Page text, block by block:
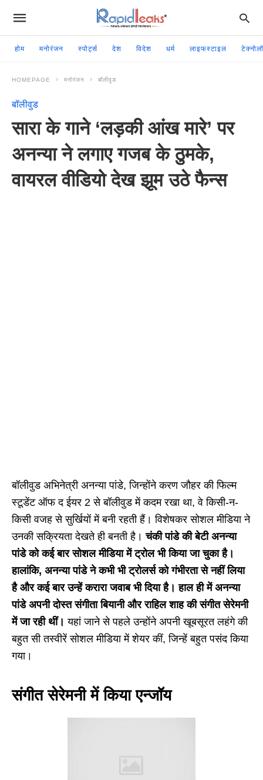
होम मनोरंजन स्पोर्ट्स देश विदेश धर्म लाइफस्टाइल
HOMEPAGE मनोरंजन बॉलीवुड
बॉलीवुड
सारा के गाने ‘लड़की आंख मारे’ पर
अनन्या ने लगाए गजब के ठुमके,
वायरल वीडियो देख झूम उठे फैन्स
बॉलीवुड अभिनेत्री अनन्या पांडे, जिन्होंने करण जौहर की फिल्म
स्टूडेंट ऑफ द ईयर 2 से बॉलीवुड में कदम रखा था, वे किसी-न-
किसी वजह से सुर्खियों में बनी रहती हैं। विशेषकर सोशल मीडिया ने
उनकी सक्रियता देखते ही बनती है।चंकी पांडे की बेटी अनन्या
पांडे को कई बार सोशल मीडिया में ट्रोल भी किया जा चुका है।
हालांकि, अनन्या पांडे ने कभी भी ट्रोलर्स को गंभीरता से नहीं लिया
है और कई बार उन्हें करारा जवाब भी दिया है। हाल ही में अनन्या
पांडे अपनी दोस्त संगीता बियानी और राहिल शाह की संगीत सेरेमनी
में जा रही थीं।यहां जाने से पहले उन्होंने अपनी खूबसूरत लहंगे की
बहुत सी तस्वीरें सोशल मीडिया में शेयर कीं, जिन्हें बहुत पसंद किया
गया।
संगीत सेरेमनी में किया एन्जॉय